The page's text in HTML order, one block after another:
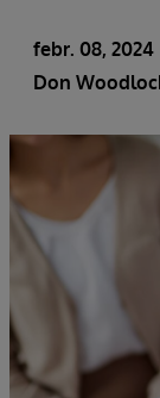
febr. 08, 2024
Don